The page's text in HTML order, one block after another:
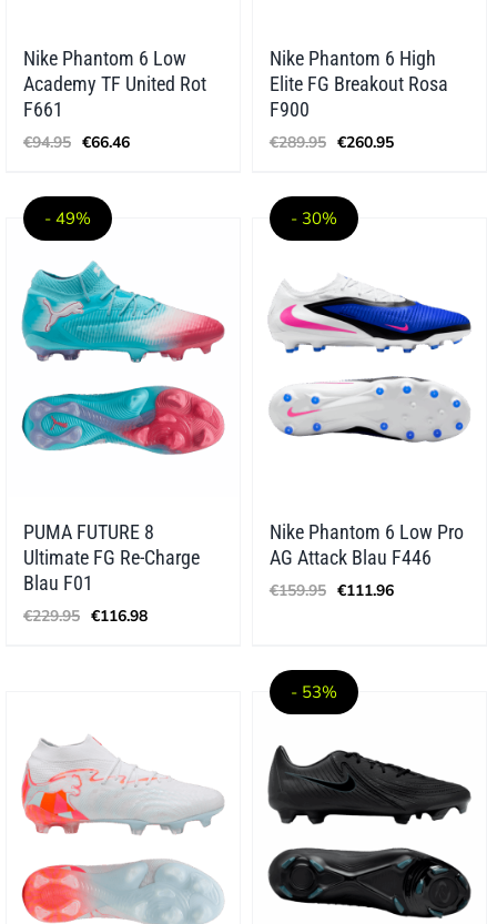
Nike Phantom 6 Low
Academy TF United Rot
F661
€94.95 Ursprünglicher
Preis
€94.95
€66.46Aktueller
Nike Phantom 6 High
Elite FG Breakout Rosa
F900
€289.95 Ursprünglicher
Preis
€289.95
€260.95Aktueller
- 49%
PUMA FUTURE 8
Ultimate FG Re-Charge
Blau F01
€229.95 Ursprünglicher
€116.98Aktueller
- 30%
Nike Phantom 6 Low Pro
AG Attack Blau F446
€159.95 Ursprünglicher
€111.96Aktueller
- 53%